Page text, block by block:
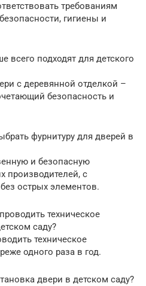
требованиям
гигиены и
всего подходят для детского
с деревянной отделкой –
безопасность и
фурнитуру для дверей в
и безопасную
производителей, с
острых элементов.
техническое
саду?
техническое
одного раза в год.
двери в детском саду?